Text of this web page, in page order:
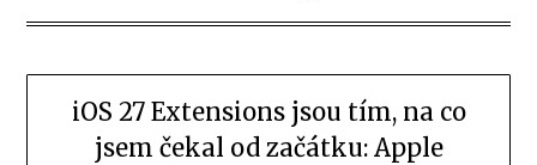
iOS 27 Extensions jsou tím, na co
jsem čekal od začátku: Apple